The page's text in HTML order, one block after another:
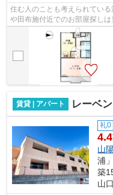
住む人のことも考えられてい
や田布施付近でのお部屋探し
で快適な新生活を始めましょう
賃貸 | アパート レーベ
礼0
4.4
山
浦
築
山